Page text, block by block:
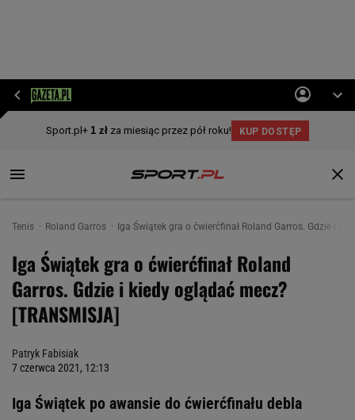
Tenis Roland Garros Iga Świątek gra o ćwierćfinał Roland Garros. Gdzie i
Iga Świątek gra o ćwierćfinał Roland
Garros. Gdzie i kiedy oglądać mecz?
[TRANSMISJA]
Patryk Fabisiak
7 czerwca 2021, 12:13
Iga Świątek po awansie do ćwierćfinału debla